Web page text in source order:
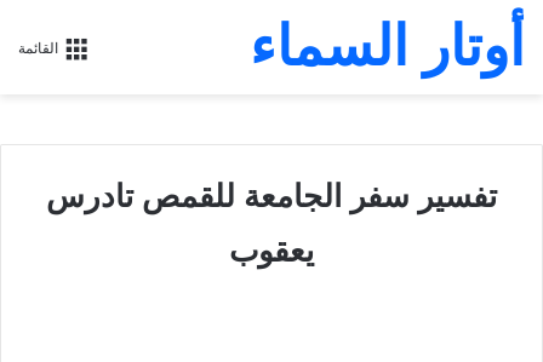
القائمة أوتار السماء
تفسير سفر الجامعة للقمص تادرس
يعقوب